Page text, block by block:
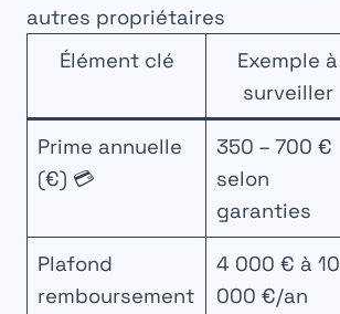
autres propriétaires
Élément clé
Exemple à
surveiller
Prime annuelle
(€) 💳
350 – 700 €
selon
garanties
Plafond
remboursement
4 000 € à 10
000 €/an